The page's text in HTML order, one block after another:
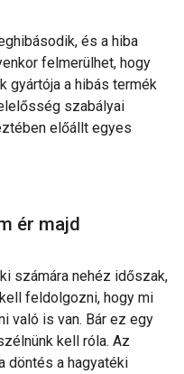
és a hiba
felmerülhet, hogy
gyártója a hibás termék
szabályai
előállt egyes
ér majd
számára nehéz időszak,
feldolgozni, hogy mi
való is van. Bár ez egy
kell róla. Az
döntés a hagyatéki